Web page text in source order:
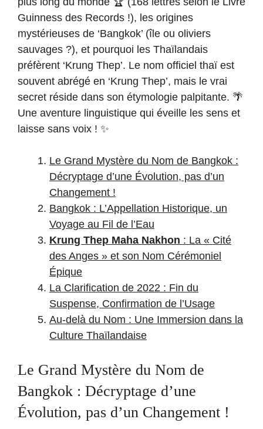
Guinness des Records !), les origines
mystérieuses de ‘Bangkok’ (île ou oliviers
sauvages ?), et pourquoi les Thaïlandais
préfèrent ‘Krung Thep’. Le nom officiel thaï est
souvent abrégé en ‘Krung Thep’, mais le vrai
secret réside dans son étymologie palpitante. 🌴
Une aventure linguistique qui éveille les sens et
laisse sans voix ! ✨
Le Grand Mystère du Nom de Bangkok :
Décryptage d’une Évolution, pas d’un
Changement !
Bangkok : L’Appellation Historique, un
Voyage au Fil de l’Eau
Krung Thep Maha Nakhon : La « Cité
des Anges » et son Nom Cérémoniel
Épique
La Clarification de 2022 : Fin du
Suspense, Confirmation de l’Usage
Au-delà du Nom : Une Immersion dans la
Culture Thaïlandaise
Le Grand Mystère du Nom de
Bangkok : Décryptage d’une
Évolution, pas d’un Changement !